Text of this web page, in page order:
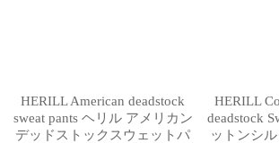
HERILL American deadstock
sweat pants ヘリル アメリカン
デッドストックスウェットパ
HERILL
deadstock
ットンシ